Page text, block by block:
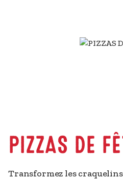
PIZZAS DE
Transformez les